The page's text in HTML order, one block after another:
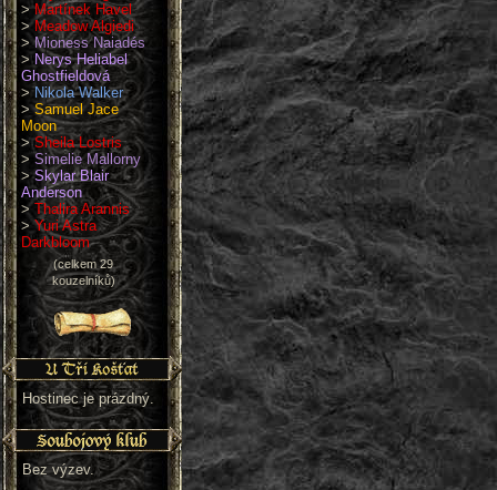
>Martínek Havel
>Meadow Algiedi
>Mioness Naiadés
> Nerys Heliabel
Ghostfieldová
>Nikola Walker
>Samuel Jace
Moon
>Sheila Lostris
>Simelie Mallorny
>Skylar Blair
Anderson
>Thalira Arannis
>Yuri Astra
Darkbloom
(celkem 29
kouzelníků)
Hostinec je prázdný.
Bez výzev.